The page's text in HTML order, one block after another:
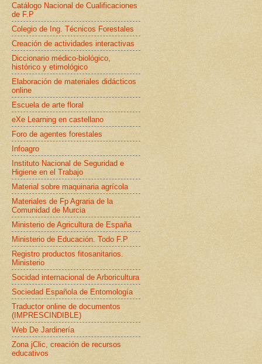
Catálogo Nacional de Cualificaciones
de F.P
Colegio de Ing. Técnicos Forestales
Creación de actividades interactivas
Diccionario médico-biológico,
histórico y etimológico
Elaboración de materiales didácticos
online
Escuela de arte floral
eXe Learning en castellano
Foro de agentes forestales
Infoagro
Instituto Nacional de Seguridad e
Higiene en el Trabajo
Material sobre maquinaria agrícola
Materiales de Fp Agraria de la
Comunidad de Murcia
Ministerio de Agricultura de España
Ministerio de Educación. Todo F.P
Registro productos fitosanitarios.
Ministerio
Socidad internacional de Arboricultura
Sociedad Española de Entomología
Traductor online de documentos
(IMPRESCINDIBLE)
Web De Jardinería
Zona jClic, creación de recursos
educativos